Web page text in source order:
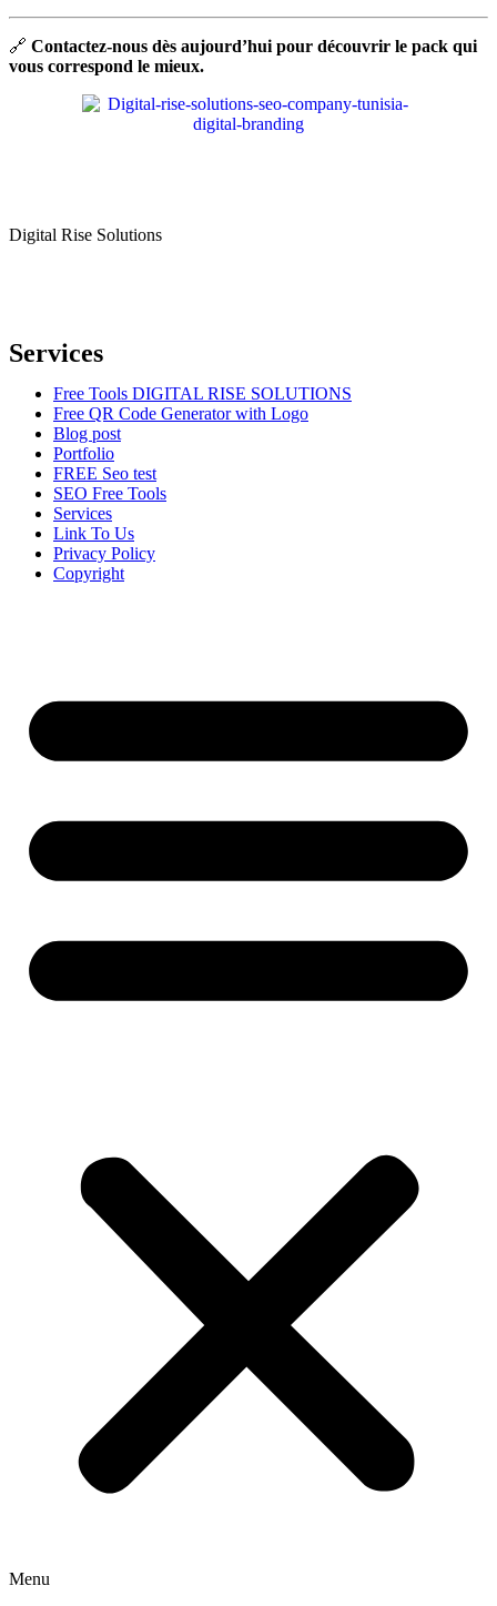
🔗 Contactez-nous dès aujourd’hui pour découvrir le pack qui
vous correspond le mieux.
Digital Rise Solutions
Services
Free Tools DIGITAL RISE SOLUTIONS
Free QR Code Generator with Logo
Blog post
Portfolio
FREE Seo test
SEO Free Tools
Services
Link To Us
Privacy Policy
Copyright
Menu